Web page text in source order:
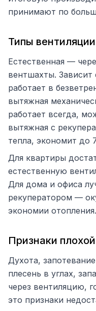
принимают по
Типы вентиляции
Естественная —
вентшахты.
работает в
вытяжная
работает всегда,
вытяжная с
тепла, экономит до
Для квартиры
естественную
Для дома и офиса
рекуператором —
экономии отопления.
Признаки
Духота,
плесень в углах,
через вентиляцию,
это признаки